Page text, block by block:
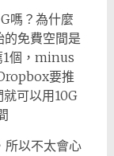
嗎？為什麼
免費空間是
1個，minus
要推
可以用10G
所以不太會心